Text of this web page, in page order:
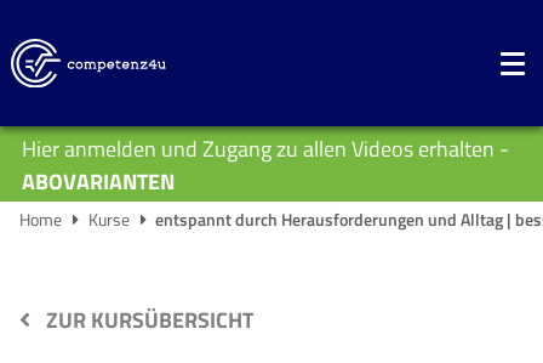
Hier anmelden und Zugang zu allen Videos erhalten -
ABOVARIANTEN
Home Kurse entspannt durch Herausforderungen und Alltag |
ZUR KURSÜBERSICHT